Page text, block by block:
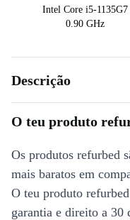
Intel Core i5-1135G7
0.90 GHz
Descrição
O teu produto
Os produtos refurbed
mais baratos em
O teu produto
garantia e direito a 30